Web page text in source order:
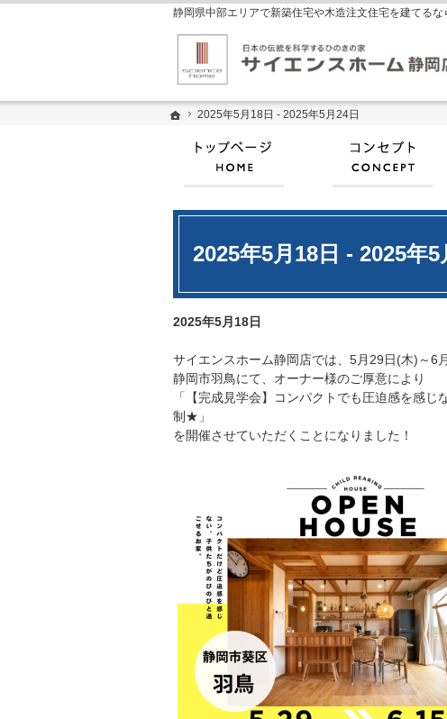
ホーム
2025年5月18日 - 2025年5月24日
2025年5月18日 - 2025年5
2025年5月18日
サイエンスホーム静岡店では、5月29日(木)～6
静岡市羽鳥にて、オーナー様のご厚意により
「【完成見学会】コンパクトでも圧迫感を感
制★」
を開催させていただくことになりました！
ホーム
2025年5月18日 - 2025年5月24日